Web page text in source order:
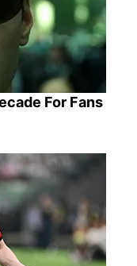
For Fans